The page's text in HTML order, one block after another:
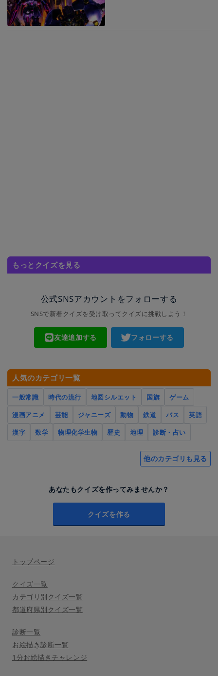
もっとクイズを見る
公式SNSアカウントをフォローする
SNSで新着クイズを受け取ってクイズに挑戦しよう！
友達追加する フォローする
人気のカテゴリ一覧
一般常識 時代の流行 地図シルエット 国旗
ゲーム
漫画アニメ
芸能 ジャニーズ 動物 鉄道 バス
英語
漢字
数学 物理化学生物 歴史 地理 診断・占い
他のカテゴリも見る
あなたもクイズを作ってみませんか？
クイズを作る
トップページ
クイズ一覧
カテゴリ別クイズ一覧
都道府県別クイズ一覧
診断一覧
お絵描き診断一覧
1分お絵描きチャレンジ